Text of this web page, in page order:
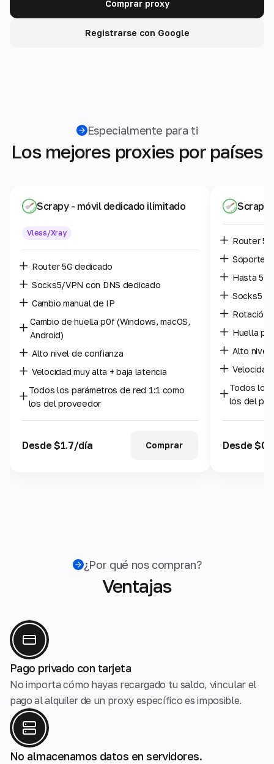
Comprar proxy
Registrarse con Google
Especialmente para ti
Los mejores proxies por países
Scrapy - móvil dedicado ilimitado
Vless/Xray
Router 5G dedicado
Socks5/VPN con DNS dedicado
Cambio manual de IP
Cambio de huella p0f (Windows, macOS,
Android)
Alto nivel de confianza
Velocidad muy alta + baja latencia
Todos los parámetros de red 1:1 como
los del proveedor
Desde $1.7/día Comprar
Scrapy
Router
Soporte
Hasta 5
Socks5 /
Rotación
Huella
Alto nivel
Velocidad
Todos los
los del
Desde
¿Por qué nos compran?
Ventajas
Pago privado con tarjeta
No importa cómo hayas recargado tu saldo, vincular el
pago al alquiler de un proxy específico es imposible.
No almacenamos datos en servidores.